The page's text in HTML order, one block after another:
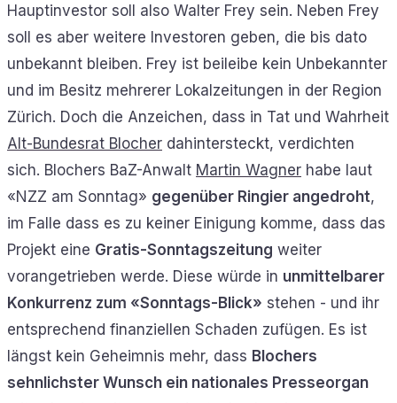
Hauptinvestor soll also Walter Frey sein. Neben Frey
soll es aber weitere Investoren geben, die bis dato
unbekannt bleiben. Frey ist beileibe kein Unbekannter
und im Besitz mehrerer Lokalzeitungen in der Region
Zürich. Doch die Anzeichen, dass in Tat und Wahrheit
Alt-Bundesrat Blocher dahintersteckt, verdichten
sich. Blochers BaZ-Anwalt Martin Wagner habe laut
«NZZ am Sonntag» gegenüber Ringier angedroht,
im Falle dass es zu keiner Einigung komme, dass das
Projekt eine Gratis-Sonntagszeitung weiter
vorangetrieben werde. Diese würde in unmittelbarer
Konkurrenz zum «Sonntags-Blick» stehen - und ihr
entsprechend finanziellen Schaden zufügen. Es ist
längst kein Geheimnis mehr, dass Blochers
sehnlichster Wunsch ein nationales Presseorgan